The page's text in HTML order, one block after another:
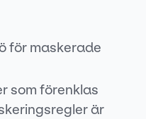
för maskerade
som förenklas
är